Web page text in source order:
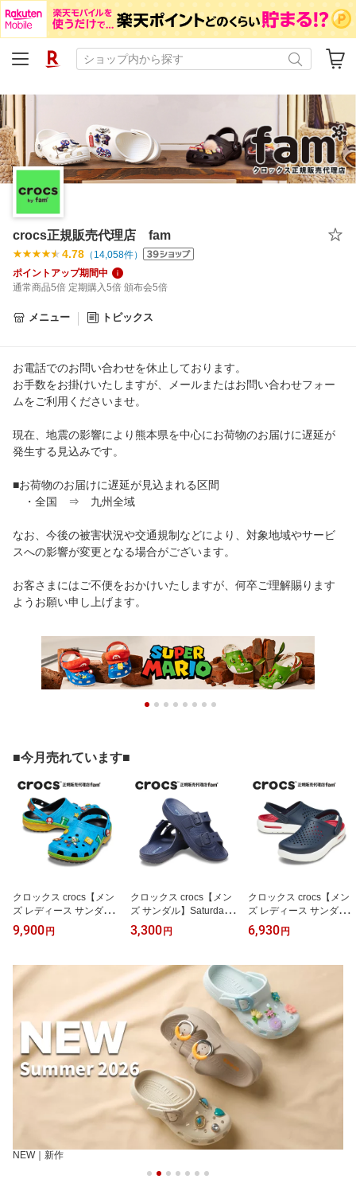
crocs正規販売代理店 fam
4.78 （ 14,058件）
ポイントアップ期間中
通常商品5倍 定期購入5倍 頒布会5倍
メニュー トピックス
お電話でのお問い合わせを休止しております。
お手数をお掛けいたしますが、メールまたはお問い合わせフォー
ムをご利用くださいませ。
現在、地震の影響により熊本県を中心にお荷物のお届けに遅延が
発生する見込みです。
■お荷物のお届けに遅延が見込まれる区間
・全国 ⇒ 九州全域
なお、今後の被害状況や交通規制などにより、対象地域やサービ
スへの影響が変更となる場合がございます。
お客さまにはご不便をおかけいたしますが、何卒ご理解賜ります
ようお願い申し上げます。
■今月売れています■
クロックス crocs【メン
ズ レディース サンダ
ル】Super Mario Core Cl
assic Clog/スーパーマリ
ッグ/212138
9,900 円
クロックス crocs【メン
ズ サンダル】Saturday S
andal M/サタデー サンダ
ル M /212245-410｜##
3,300 円
クロックス crocs【メン
ズ レディース サンダ
ル】InMotion Clog/イン
モーション クロッグ/ネ
6,930 円
NEW｜新作